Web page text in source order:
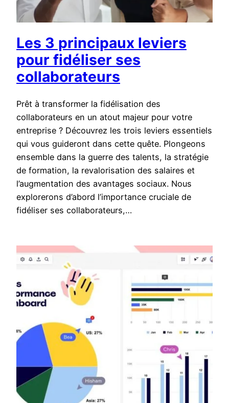
Les 3 principaux leviers
pour fidéliser ses
collaborateurs
Prêt à transformer la fidélisation des
collaborateurs en un atout majeur pour votre
entreprise ? Découvrez les trois leviers essentiels
qui vous guideront dans cette quête. Plongeons
ensemble dans la guerre des talents, la stratégie
de formation, la revalorisation des salaires et
l’augmentation des avantages sociaux. Nous
explorerons d’abord l’importance cruciale de
fidéliser ses collaborateurs,…